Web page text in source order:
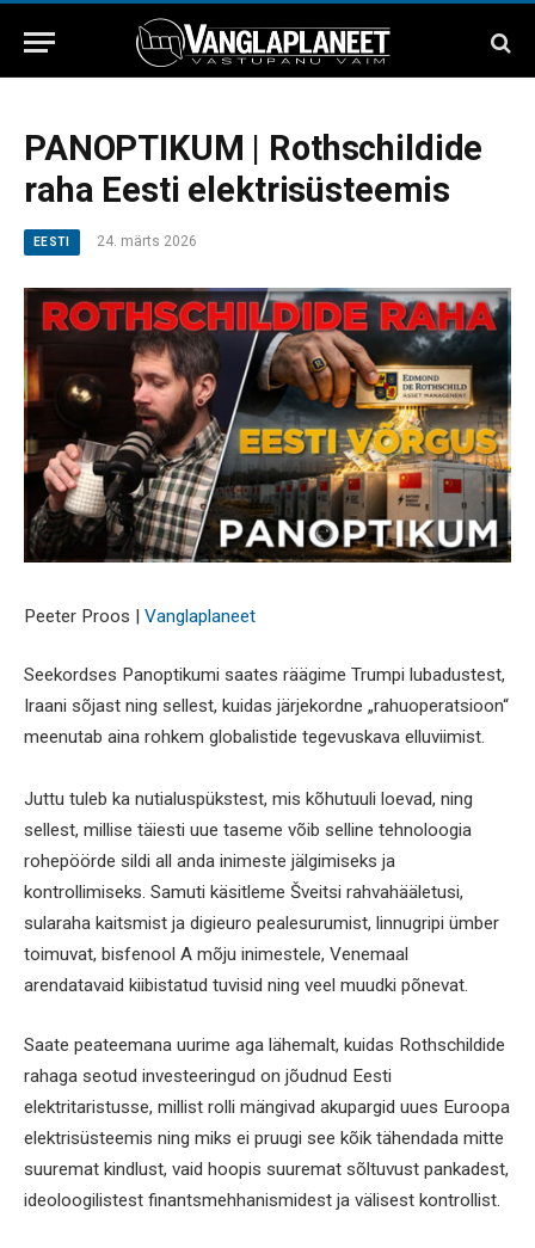
PANOPTIKUM | Rothschildide
raha Eesti elektrisüsteemis
EESTI 24. märts 2026
Peeter Proos | Vanglaplaneet
Seekordses Panoptikumi saates räägime Trumpi lubadustest,
Iraani sõjast ning sellest, kuidas järjekordne „rahuoperatsioon“
meenutab aina rohkem globalistide tegevuskava elluviimist.
Juttu tuleb ka nutialuspükstest, mis kõhutuuli loevad, ning
sellest, millise täiesti uue taseme võib selline tehnoloogia
rohepöörde sildi all anda inimeste jälgimiseks ja
kontrollimiseks. Samuti käsitleme Šveitsi rahvahääletusi,
sularaha kaitsmist ja digieuro pealesurumist, linnugripi ümber
toimuvat, bisfenool A mõju inimestele, Venemaal
arendatavaid kiibistatud tuvisid ning veel muudki põnevat.
Saate peateemana uurime aga lähemalt, kuidas Rothschildide
rahaga seotud investeeringud on jõudnud Eesti
elektritaristusse, millist rolli mängivad akupargid uues Euroopa
elektrisüsteemis ning miks ei pruugi see kõik tähendada mitte
suuremat kindlust, vaid hoopis suuremat sõltuvust pankadest,
ideoloogilistest finantsmehhanismidest ja välisest kontrollist.